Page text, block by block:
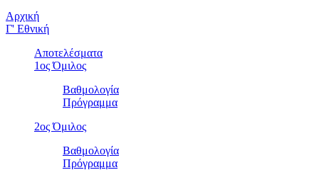
Αρχική
Γ' Εθνική
Αποτελέσματα
1ος Όμιλος
Βαθμολογία
Πρόγραμμα
2ος Όμιλος
Βαθμολογία
Πρόγραμμα